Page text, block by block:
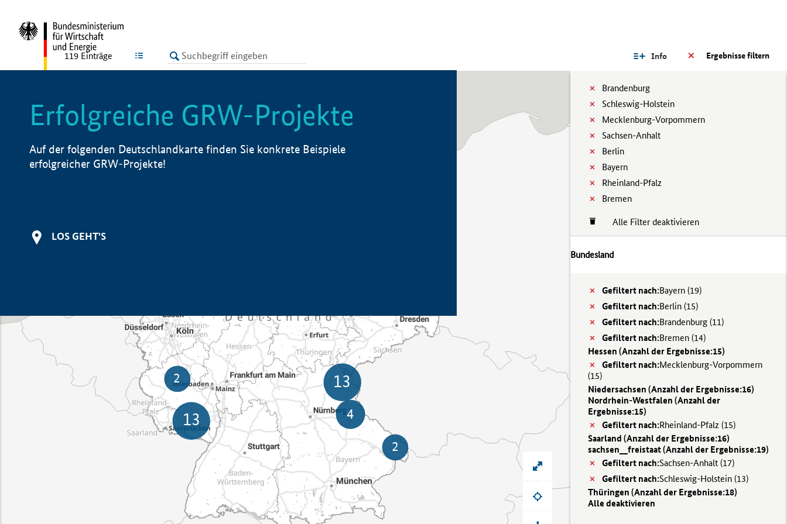
LISTE Ergebnisse filtern
Info
Brandenburg
Schleswig-Holstein
Mecklenburg-Vorpommern
Sachsen-Anhalt
Berlin
Bayern
Rheinland-Pfalz
Bremen
Alle Filter deaktivieren
Bundesland
Gefiltert nach:Bayern (19)
Gefiltert nach:Berlin (15)
Gefiltert nach:Brandenburg (11)
Gefiltert nach:Bremen (14)
Hessen (Anzahl der Ergebnisse:15)
Gefiltert nach:Mecklenburg-Vorpommern
(15)
Niedersachsen (Anzahl der Ergebnisse:16)
Nordrhein-Westfalen (Anzahl der
Ergebnisse:15)
Gefiltert nach:Rheinland-Pfalz (15)
Saarland (Anzahl der Ergebnisse:16)
sachsen__freistaat (Anzahl der Ergebnisse:19)
Gefiltert nach:Sachsen-Anhalt (17)
Gefiltert nach:Schleswig-Holstein (13)
Thüringen (Anzahl der Ergebnisse:18)
Alle deaktivieren
119 Einträge
Erfolgreiche GRW-Projekte
Auf der folgenden Deutschlandkarte finden Sie konkrete Beispiele
erfolgreicher GRW-Projekte!
LOS GEHT'S